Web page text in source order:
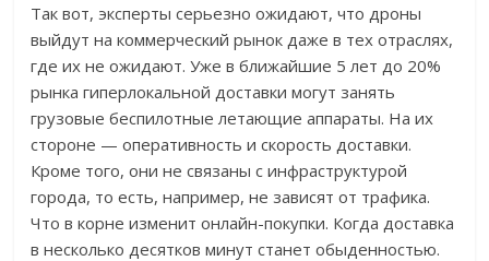
Так вот, эксперты серьезно ожидают, что дроны
выйдут на коммерческий рынок даже в тех отраслях,
где их не ожидают. Уже в ближайшие 5 лет до 20%
рынка гиперлокальной доставки могут занять
грузовые беспилотные летающие аппараты. На их
стороне — оперативность и скорость доставки.
Кроме того, они не связаны с инфраструктурой
города, то есть, например, не зависят от трафика.
Что в корне изменит онлайн-покупки. Когда доставка
в несколько десятков минут станет обыденностью.